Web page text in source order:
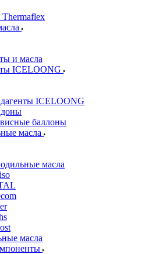
и масла
ICELOONG
ICELOONG
баллоны
масла
масла
масла